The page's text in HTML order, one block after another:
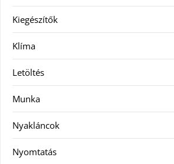
Kiegészítők
Klíma
Letöltés
Munka
Nyakláncok
Nyomtatás